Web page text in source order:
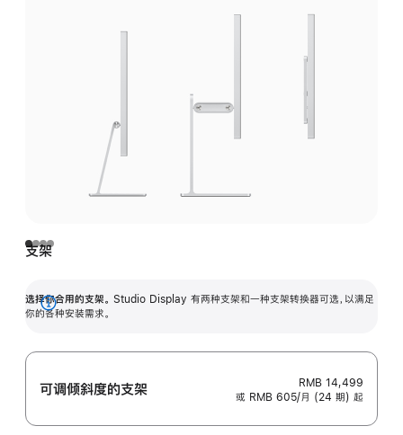
支架
选择你合用的支架。 Studio Display 有两种支架和一种支架转换器可选，以满足
你的各种安装需求。
展
可调倾斜度的支架
RMB 14,499
或 RMB 605/月 (24 期) 起